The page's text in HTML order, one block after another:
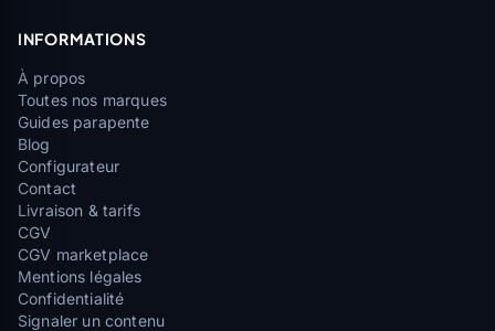
INFORMATIONS
À propos
Toutes nos marques
Guides parapente
Blog
Configurateur
Contact
Livraison & tarifs
CGV
CGV marketplace
Mentions légales
Confidentialité
Signaler un contenu